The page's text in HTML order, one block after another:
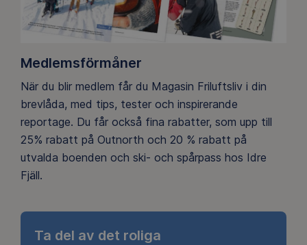
Medlemsförmåner
När du blir medlem får du Magasin Friluftsliv i din
brevlåda, med tips, tester och inspirerande
reportage. Du får också fina rabatter, som upp till
25% rabatt på Outnorth och 20 % rabatt på
utvalda boenden och ski- och spårpass hos Idre
Fjäll.
Ta del av det roliga